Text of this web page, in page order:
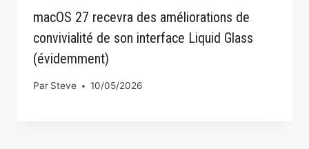
macOS 27 recevra des améliorations de
convivialité de son interface Liquid Glass
(évidemment)
Par Steve 10/05/2026